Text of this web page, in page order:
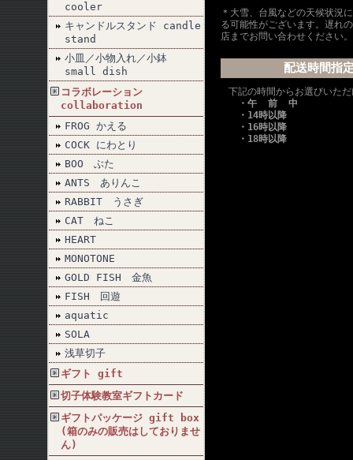
cooler
キャンドルスタンド candle
stand
小皿／小物入れ／小鉢
small dish
コラボレーション
collaboration
FROG かえる
COCK にわとり
BOO ぶた
ANTS ありんこ
RABBIT うさぎ
CAT ねこ
HEART
MONOTONE
GOLD FISH 金魚
FISH 回遊
aquatic
SOLA
浅草切子
ギフト gift
切子体験教室ギフトカード
ギフトパッケージ gift box
(箱のみの販売はしておりませ
ん)
＊大雪、台風などの天候状況
る可能性がございます。遅れ
店までお問い合わせください。
配送時間指
下記の時間からお選びいた
・午 前 中
・14時以降
・16時以降
・18時以降